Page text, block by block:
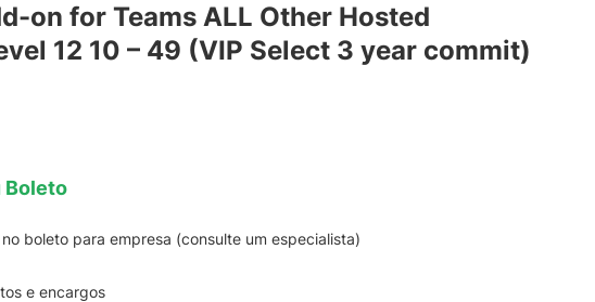
on for Teams ALL Other Hosted
12 10 – 49 (VIP Select 3 year commit)
Boleto
boleto para empresa (consulte um especialista)
e encargos